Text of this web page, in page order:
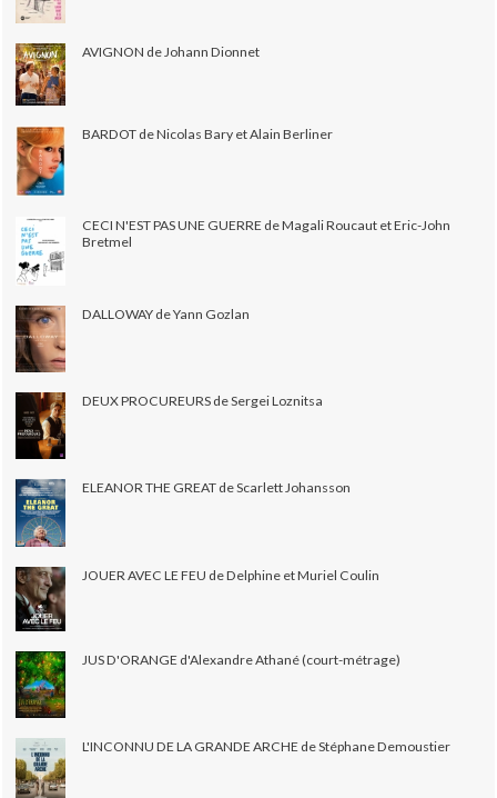
AVIGNON de Johann Dionnet
BARDOT de Nicolas Bary et Alain Berliner
CECI N'EST PAS UNE GUERRE de Magali Roucaut et Eric-John
Bretmel
DALLOWAY de Yann Gozlan
DEUX PROCUREURS de Sergei Loznitsa
ELEANOR THE GREAT de Scarlett Johansson
JOUER AVEC LE FEU de Delphine et Muriel Coulin
JUS D'ORANGE d'Alexandre Athané (court-métrage)
L'INCONNU DE LA GRANDE ARCHE de Stéphane Demoustier